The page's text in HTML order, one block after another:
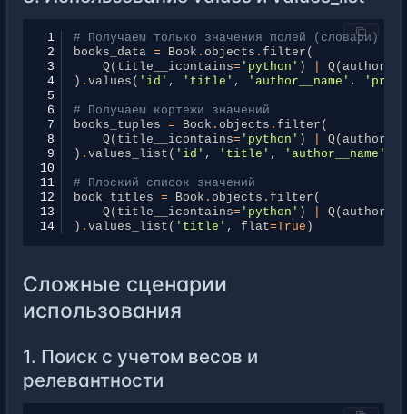
1
# Получаем только значения полей (словари)
2
books_data = Book . objects . filter (
3
Q ( title__icontains= 'python' ) Q (
4
) . values ( 'id' , 'title' , 'author__name' ,
5
6
# Получаем кортежи значений
7
books_tuples = Book . objects . filter (
8
Q ( title__icontains= 'python' ) Q (
9
) . values_list ( 'id' , 'title' , 'author__name'
10
11
# Плоский список значений
12
book_titles = Book . objects . filter (
13
Q ( title__icontains= 'python' ) Q (
14
) . values_list ( 'title' , flat=True )
Сложные сценарии
использования
1. Поиск с учетом весов и
релевантности